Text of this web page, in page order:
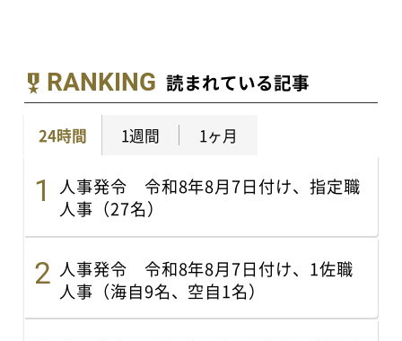
RANKING 読まれている記事
24時間 1週間 1ヶ月
人事発令 令和8年8月7日付け、指定職
人事（27名）
人事発令 令和8年8月7日付け、1佐職
人事（海自9名、空自1名）